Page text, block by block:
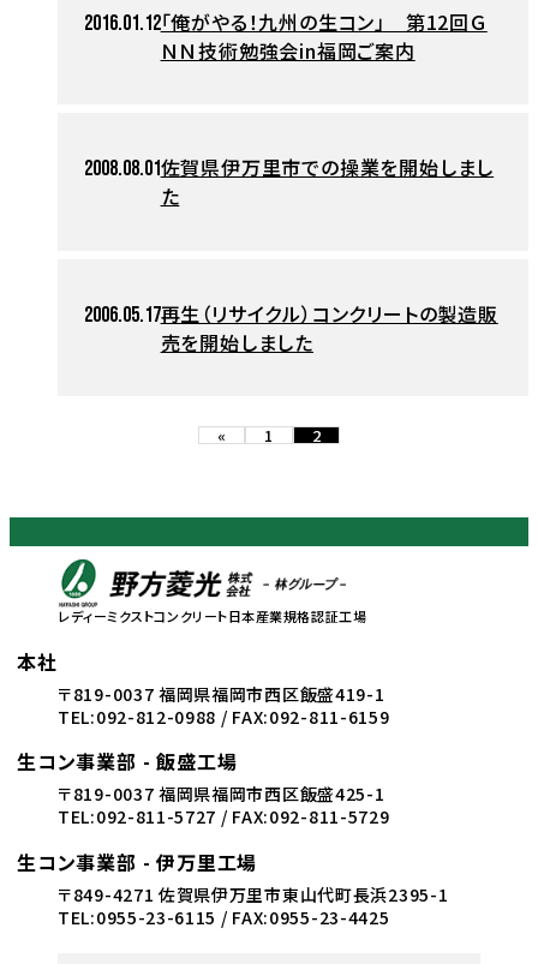
2016.01.12「俺がやる！九州の生コン」 第12回Ｇ
ＮＮ技術勉強会in福岡ご案内
2008.08.01佐賀県伊万里市での操業を開始しまし
た
2006.05.17再生（リサイクル）コンクリートの製造販
売を開始しました
« 1 2
レディーミクストコンクリート日本産業規格認証工場
本社
〒819-0037 福岡県福岡市西区飯盛419-1
TEL:092-812-0988 / FAX:092-811-6159
生コン事業部 - 飯盛工場
〒819-0037 福岡県福岡市西区飯盛425-1
TEL:092-811-5727 / FAX:092-811-5729
生コン事業部 - 伊万里工場
〒849-4271 佐賀県伊万里市東山代町長浜2395-1
TEL:0955-23-6115 / FAX:0955-23-4425